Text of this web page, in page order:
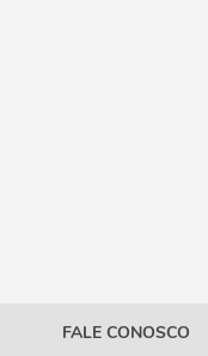
FALE CONOSCO